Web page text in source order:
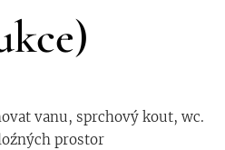
vanu, sprchový kout, wc.
prostor